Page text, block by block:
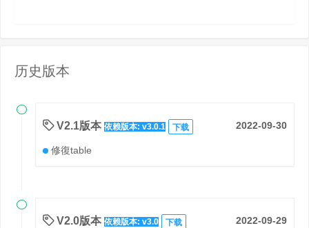
历史版本

V2.1版本 依赖版本: v3.0.1 2022-09-30
下载
修復table

V2.0版本 依赖版本: v3.0 2022-09-29
下载